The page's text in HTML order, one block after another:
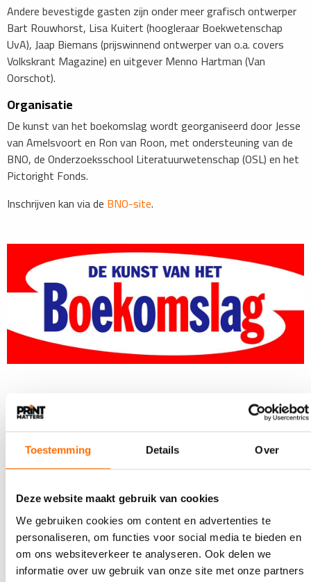
Toestemming Details Over
Deze website maakt gebruik van cookies
We gebruiken cookies om content en advertenties te
personaliseren, om functies voor social media te bieden en
om ons websiteverkeer te analyseren. Ook delen we
informatie over uw gebruik van onze site met onze partners
Andere bevestigde gasten zijn onder meer grafisch ontwerper
Bart Rouwhorst, Lisa Kuitert (hoogleraar Boekwetenschap
UvA), Jaap Biemans (prijswinnend ontwerper van o.a. covers
Volkskrant Magazine) en uitgever Menno Hartman (Van
Oorschot).
Organisatie
De kunst van het boekomslag wordt georganiseerd door Jesse
van Amelsvoort en Ron van Roon, met ondersteuning van de
BNO, de Onderzoeksschool Literatuurwetenschap (OSL) en het
Pictoright Fonds.
Inschrijven kan via de BNO-site.
Ontwerp Rouwhorst + Van Roon
Lees ook